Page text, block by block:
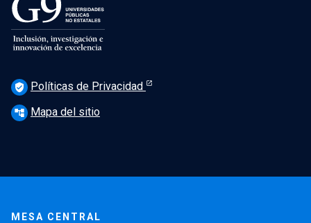
verified_user Políticas de Privacidad
account_tree Mapa del sitio
MESA CENTRAL